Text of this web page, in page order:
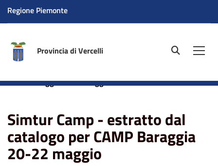
Regione Piemonte
Provincia di Vercelli site.searc
CAMP Baraggia 20-22 maggio
Simtur Camp - estratto dal
catalogo per CAMP Baraggia
20-22 maggio